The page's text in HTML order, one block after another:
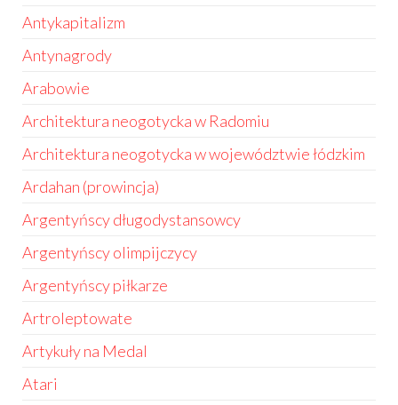
Antykapitalizm
Antynagrody
Arabowie
Architektura neogotycka w Radomiu
Architektura neogotycka w województwie łódzkim
Ardahan (prowincja)
Argentyńscy długodystansowcy
Argentyńscy olimpijczycy
Argentyńscy piłkarze
Artroleptowate
Artykuły na Medal
Atari